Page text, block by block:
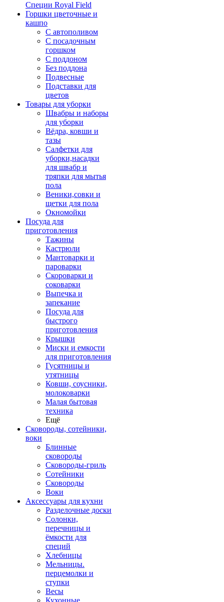
Специи Royal Field
Горшки цветочные и
кашпо
С автополивом
С посадочным
горшком
С поддоном
Без поддона
Подвесные
Подставки для
цветов
Товары для уборки
Швабры и наборы
для уборки
Вёдра, ковши и
тазы
Салфетки для
уборки,насадки
для швабр и
тряпки для мытья
пола
Веники,совки и
щетки для пола
Окномойки
Посуда для
приготовления
Тажины
Кастрюли
Мантоварки и
пароварки
Скороварки и
соковарки
Выпечка и
запекание
Посуда для
быстрого
приготовления
Крышки
Миски и емкости
для приготовления
Гусятницы и
утятницы
Ковши, соусники,
молоковарки
Малая бытовая
техника
Ещё
Сковороды, сотейники,
воки
Блинные
сковороды
Сковороды-гриль
Сотейники
Сковороды
Воки
Аксессуары для кухни
Разделочные доски
Солонки,
перечницы и
ёмкости для
специй
Хлебницы
Мельницы.
перцемолки и
ступки
Весы
Кухонные